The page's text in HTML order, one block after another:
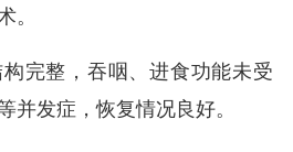
。
完整，吞咽、进食功能未受
并发症，恢复情况良好。